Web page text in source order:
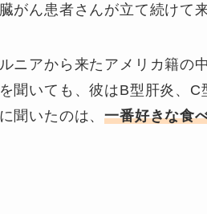
がん患者さんが立て続けて
ニアから来たアメリカ籍の
聞いても、彼はB型肝炎、
聞いたのは、一番好きな食